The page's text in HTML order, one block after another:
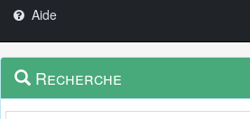
Aide
Navigation
outils
Menu
contextuel
Recherche